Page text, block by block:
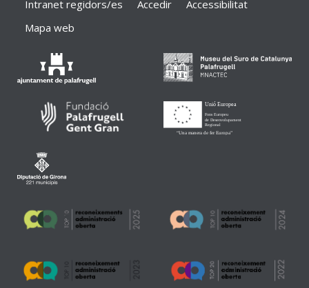
Intranet regidors/es
Accedir
Accessibilitat
Mapa web